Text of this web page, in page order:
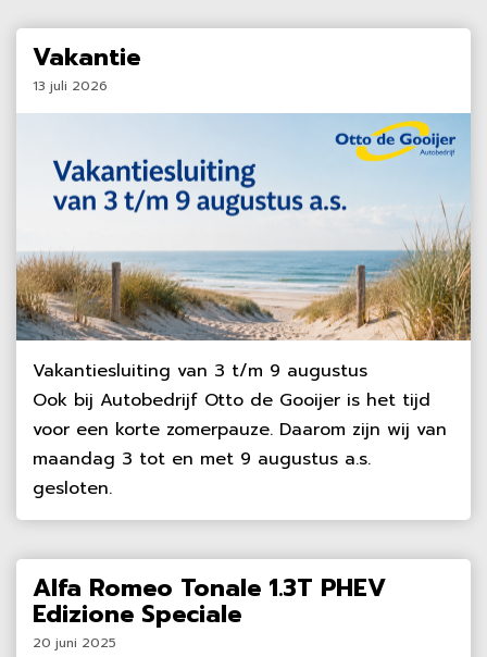
Vakantie
13 juli 2026
Vakantiesluiting van 3 t/m 9 augustus
Ook bij Autobedrijf Otto de Gooijer is het tijd
voor een korte zomerpauze. Daarom zijn wij van
maandag 3 tot en met 9 augustus a.s.
gesloten.
Alfa Romeo Tonale 1.3T PHEV
Edizione Speciale
20 juni 2025